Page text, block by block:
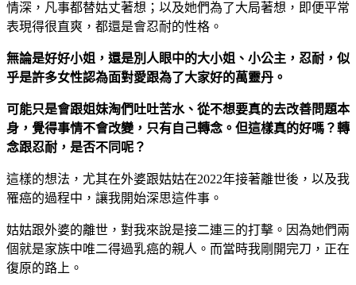
情深，凡事都替姑丈著想；以及她們為了大局著想，即便平常
表現得很直爽，都還是會忍耐的性格。
無論是好好小姐，還是別人眼中的大小姐、小公主，忍耐，似
乎是許多女性認為面對愛跟為了大家好的萬靈丹。
可能只是會跟姐妹淘們吐吐苦水、從不想要真的去改善問題本
身，覺得事情不會改變，只有自己轉念。但這樣真的好嗎？轉
念跟忍耐，是否不同呢？
這樣的想法，尤其在外婆跟姑姑在2022年接著離世後，以及我
罹癌的過程中，讓我開始深思這件事。
姑姑跟外婆的離世，對我來說是接二連三的打擊。因為她們兩
個就是家族中唯二得過乳癌的親人。而當時我剛開完刀，正在
復原的路上。